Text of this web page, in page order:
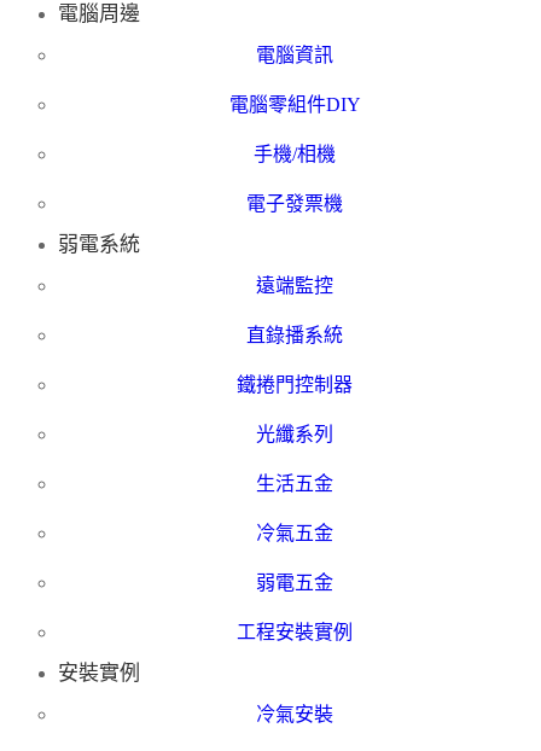
電腦周邊
電腦資訊
電腦零組件DIY
手機/相機
電子發票機
弱電系統
遠端監控
直錄播系統
鐵捲門控制器
光纖系列
生活五金
冷氣五金
弱電五金
工程安裝實例
安裝實例
冷氣安裝